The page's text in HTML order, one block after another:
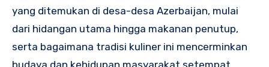
yang ditemukan di desa-desa Azerbaijan, mulai
dari hidangan utama hingga makanan penutup,
serta bagaimana tradisi kuliner ini mencerminkan